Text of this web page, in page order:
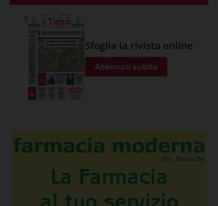
Sfoglia la rivista online
Abbonati subito